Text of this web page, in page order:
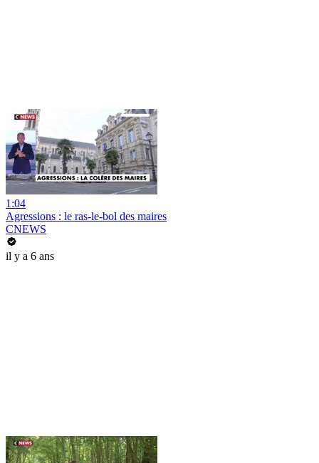
1:04
Agressions : le ras-le-bol des maires
CNEWS
il y a 6 ans